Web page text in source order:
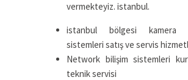
vermekteyiz. istanbul.
istanbul bölgesi kamera
sistemleri satış ve servis
Network bilişim sistemleri
teknik servisi